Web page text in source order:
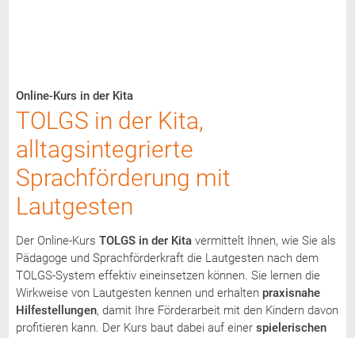
Online-Kurs in der Kita
TOLGS in der Kita,
alltagsintegrierte
Sprachförderung mit
Lautgesten
Der Online-Kurs TOLGS in der Kitavermittelt Ihnen, wie Sie als
Pädagoge und Sprachförderkraft die Lautgesten nach dem
TOLGS-System effektiv eineinsetzen können. Sie lernen die
Wirkweise von Lautgesten kennen und erhalten praxisnahe
Hilfestellungen, damit Ihre Förderarbeit mit den Kindern davon
profitieren kann. Der Kurs baut dabei auf einer spielerischen